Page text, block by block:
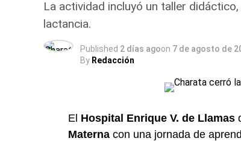
Más noticias de Charataen
La actividad incluyó un taller
lactancia.
Published 2 días agoon 7 de agosto de
By Redacción
El Hospital Enrique V. de Llamas
Materna con una jornada de